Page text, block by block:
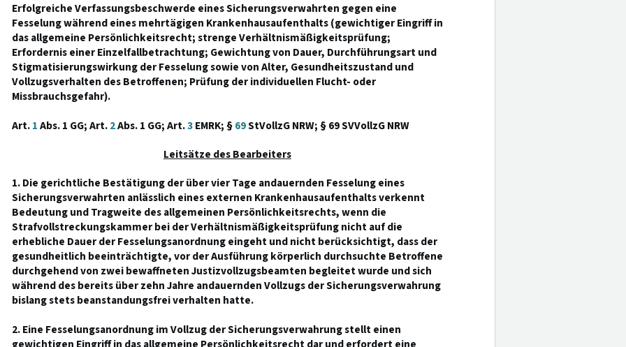
Erfolgreiche Verfassungsbeschwerde eines Sicherungsverwahrten gegen eine
Fesselung während eines mehrtägigen Krankenhausaufenthalts (gewichtiger Eingriff in
das allgemeine Persönlichkeitsrecht; strenge Verhältnismäßigkeitsprüfung;
Erfordernis einer Einzelfallbetrachtung; Gewichtung von Dauer, Durchführungsart und
Stigmatisierungswirkung der Fesselung sowie von Alter, Gesundheitszustand und
Vollzugsverhalten des Betroffenen; Prüfung der individuellen Flucht- oder
Missbrauchsgefahr).
Art.1Abs. 1 GG; Art.2Abs. 1 GG; Art.3EMRK; §69StVollzG NRW; § 69 SVVollzG NRW
Leitsätze des Bearbeiters
1. Die gerichtliche Bestätigung der über vier Tage andauernden Fesselung eines
Sicherungsverwahrten anlässlich eines externen Krankenhausaufenthalts verkennt
Bedeutung und Tragweite des allgemeinen Persönlichkeitsrechts, wenn die
Strafvollstreckungskammer bei der Verhältnismäßigkeitsprüfung nicht auf die
erhebliche Dauer der Fesselungsanordnung eingeht und nicht berücksichtigt, dass der
gesundheitlich beeinträchtigte, vor der Ausführung körperlich durchsuchte Betroffene
durchgehend von zwei bewaffneten Justizvollzugsbeamten begleitet wurde und sich
während des bereits über zehn Jahre andauernden Vollzugs der Sicherungsverwahrung
bislang stets beanstandungsfrei verhalten hatte.
2. Eine Fesselungsanordnung im Vollzug der Sicherungsverwahrung stellt einen